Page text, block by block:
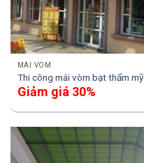
MÁI VÒM
Thi công mái vòm bạt thẩm mỹ
Giảm giá 30%